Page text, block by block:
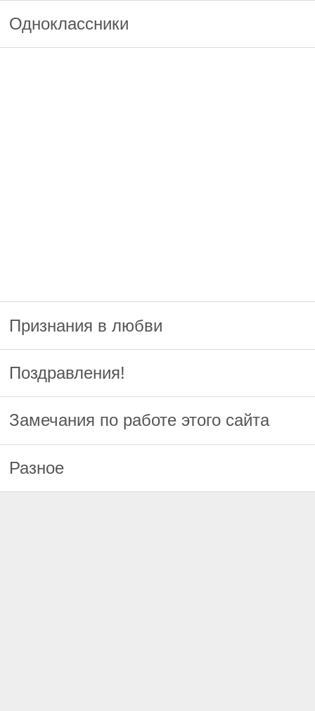
Одноклассники
Признания в любви
Поздравления!
Замечания по работе этого сайта
Разное